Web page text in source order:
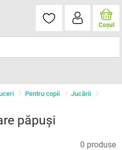
Coşul
Pentru copii
Jucării
păpuși
0 produse